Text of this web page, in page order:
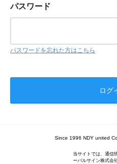
パスワード
パスワードを忘れた方はこちら
Since 1996 NDY united
当サイトでは、通信
ーバルサイン株式会